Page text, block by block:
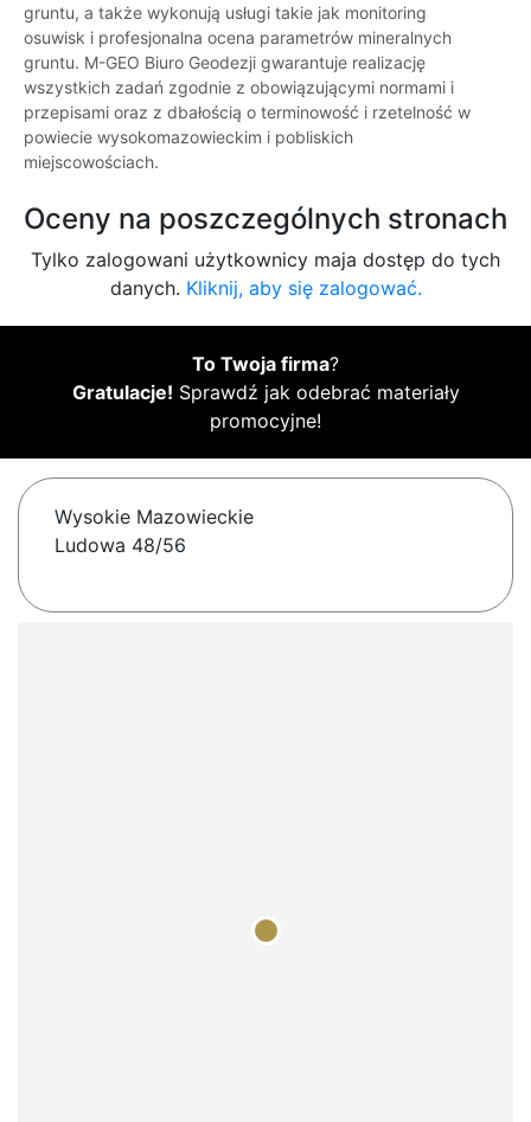
gruntu, a także wykonują usługi takie jak monitoring
osuwisk i profesjonalna ocena parametrów mineralnych
gruntu. M-GEO Biuro Geodezji gwarantuje realizację
wszystkich zadań zgodnie z obowiązującymi normami i
przepisami oraz z dbałością o terminowość i rzetelność w
powiecie wysokomazowieckim i pobliskich
miejscowościach.
Oceny na poszczególnych stronach
Tylko zalogowani użytkownicy maja dostęp do tych
danych. Kliknij, aby się zalogować.
To Twoja firma?
Gratulacje! Sprawdź jak odebrać materiały
promocyjne!
Wysokie Mazowieckie
Ludowa 48/56